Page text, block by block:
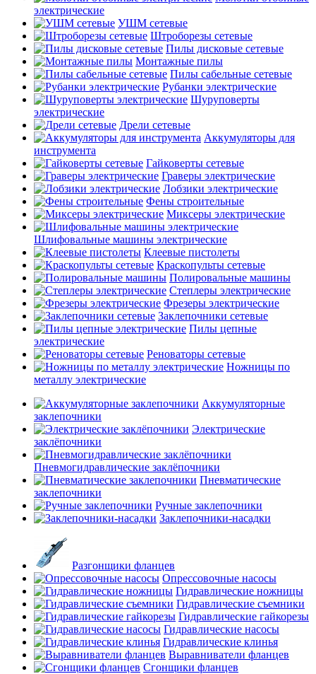
электрические
УШМ сетевые
Штроборезы сетевые
Пилы дисковые сетевые
Монтажные пилы
Пилы сабельные сетевые
Рубанки электрические
Шуруповерты
электрические
Дрели сетевые
Аккумуляторы для
инструмента
Гайковерты сетевые
Граверы электрические
Лобзики электрические
Фены строительные
Миксеры электрические
Шлифовальные машины электрические
Клеевые пистолеты
Краскопульты сетевые
Полировальные машины
Степлеры электрические
Фрезеры электрические
Заклепочники сетевые
Пилы цепные
электрические
Реноваторы сетевые
Ножницы по
металлу электрические
Аккумуляторные
заклепочники
Электрические
заклёпочники
Пневмогидравлические заклёпочники
Пневматические
заклепочники
Ручные заклепочники
Заклепочники-насадки
Разгонщики фланцев
Опрессовочные насосы
Гидравлические ножницы
Гидравлические съемники
Гидравлические гайкорезы
Гидравлические насосы
Гидравлические клинья
Выравниватели фланцев
Сгонщики фланцев